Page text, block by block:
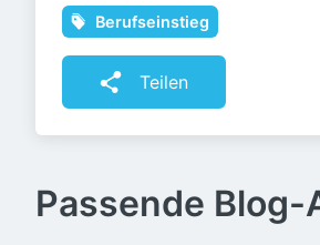
Berufseinstieg
Teilen
Passende Blog-